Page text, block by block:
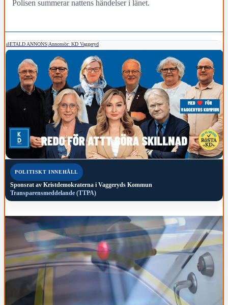
Polisen summerar nattens händelser i länet.
BETALD ANNONS|Annonsör: KD Vaggeryd
POLITISKT INNEHÅLL
Sponsrat av Kristdemokraterna i Vaggeryds Kommun
Transparensmeddelande (TTPA)